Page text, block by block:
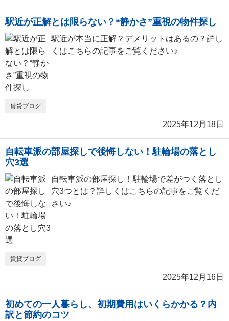
駅近が正解とは限らない？“静かさ”重視の物件探し
駅近が本当に正解？デメリットはあるの？詳し
くはこちらの記事をご覧ください♪
賃貸ブログ
2025年12月18日
自転車派の部屋探しで後悔しない！駐輪場の落とし
穴3選
自転車派の部屋探し！駐輪場で差がつく落とし
穴3つとは？詳しくはこちらの記事をご覧くだ
さい♪
賃貸ブログ
2025年12月16日
初めての一人暮らし、初期費用はいくらかかる？内
訳と節約のコツ